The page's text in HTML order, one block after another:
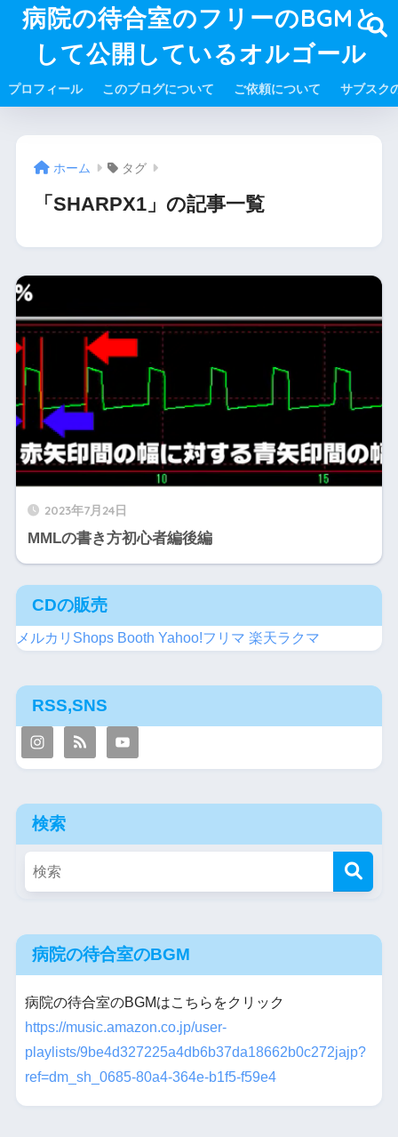
病院の待合室のフリーのBGMと
して公開しているオルゴール
プロフィール このブログについて ご依頼について サブスク
ホーム タグ
「SHARPX1」の記事一覧
2023年7月24日
MMLの書き方初心者編後編
CDの販売
メルカリShops Booth Yahoo!フリマ 楽天ラクマ
RSS,SNS
検索
病院の待合室のBGM
病院の待合室のBGMはこちらをクリック
https://music.amazon.co.jp/user-
playlists/9be4d327225a4db6b37da18662b0c272jajp?
ref=dm_sh_0685-80a4-364e-b1f5-f59e4